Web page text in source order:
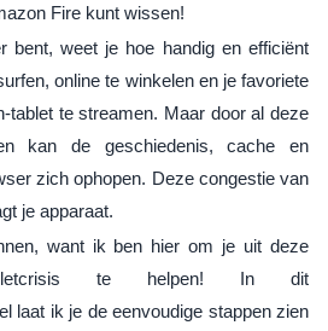
Fire kunt wissen!
bent, weet je hoe handig en efficiënt
online te winkelen en je favoriete
tablet te streamen. Maar door al deze
kan de geschiedenis, cache en
zich ophopen. Deze congestie van
je apparaat.
want ik ben hier om je uit deze
te helpen! In dit
laat ik je de eenvoudige stappen zien